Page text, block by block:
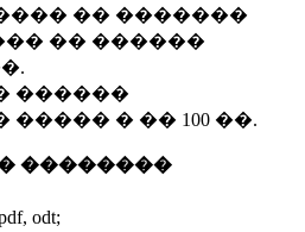
�� �������
�� ������
������
����� � �� 100 ��.
��������
odt;